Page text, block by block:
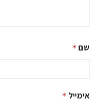
שם *
אימייל *